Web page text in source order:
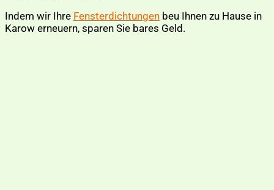
Indem wir Ihre Fensterdichtungen beu Ihnen zu Hause in
Karow erneuern, sparen Sie bares Geld.